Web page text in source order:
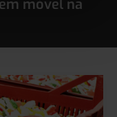
móvel na